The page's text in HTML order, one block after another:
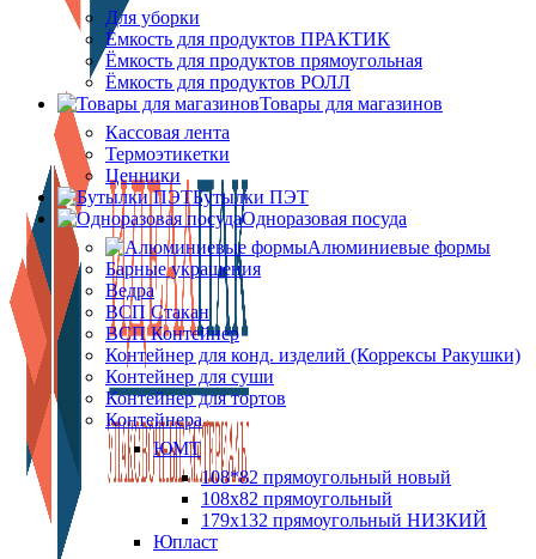
Для уборки
Ёмкость для продуктов ПРАКТИК
Ёмкость для продуктов прямоугольная
Ёмкость для продуктов РОЛЛ
Товары для магазинов
Кассовая лента
Термоэтикетки
Ценники
Бутылки ПЭТ
Одноразовая посуда
Алюминиевые формы
Барные украшения
Ведра
ВСП Стакан
ВСП Контейнер
Контейнер для конд. изделий (Коррексы Ракушки)
Контейнер для суши
Контейнер для тортов
Контейнера
ЮМТ
108*82 прямоугольный новый
108х82 прямоугольный
179х132 прямоугольный НИЗКИЙ
Юпласт